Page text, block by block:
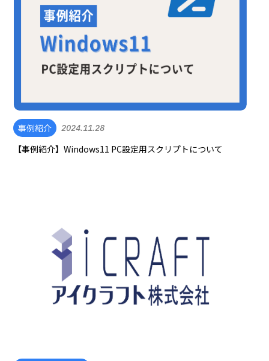
事例紹介 2024.11.28
【事例紹介】Windows11 PC設定用スクリプトについて